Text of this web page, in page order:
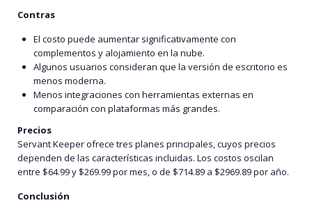
Contras
El costo puede aumentar significativamente con
complementos y alojamiento en la nube.
Algunos usuarios consideran que la versión de escritorio es
menos moderna.
Menos integraciones con herramientas externas en
comparación con plataformas más grandes.
Precios
Servant Keeper ofrece tres planes principales, cuyos precios
dependen de las características incluidas. Los costos oscilan
entre $64.99 y $269.99 por mes, o de $714.89 a $2969.89 por año.
Conclusión